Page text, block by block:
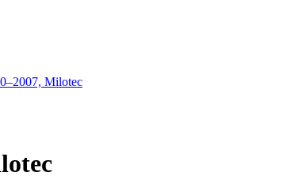
Milotec